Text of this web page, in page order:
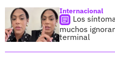
Internacional
Los
muchos
terminal